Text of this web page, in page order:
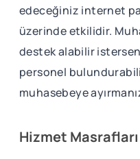
edeceğiniz internet
üzerinde etkilidir.
destek alabilir
personel
muhasebeye
Hizmet Masrafları